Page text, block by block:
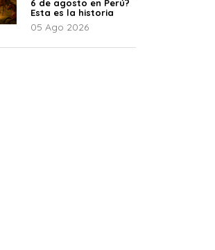
6 de agosto en Perú?
Esta es la historia
05 Ago 2026